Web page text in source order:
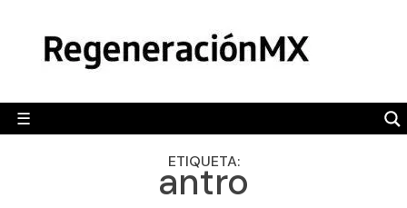
content
☰
POLÍTICA
CAMALEÓN
OPINIÓN
ETIQUETA:
antro